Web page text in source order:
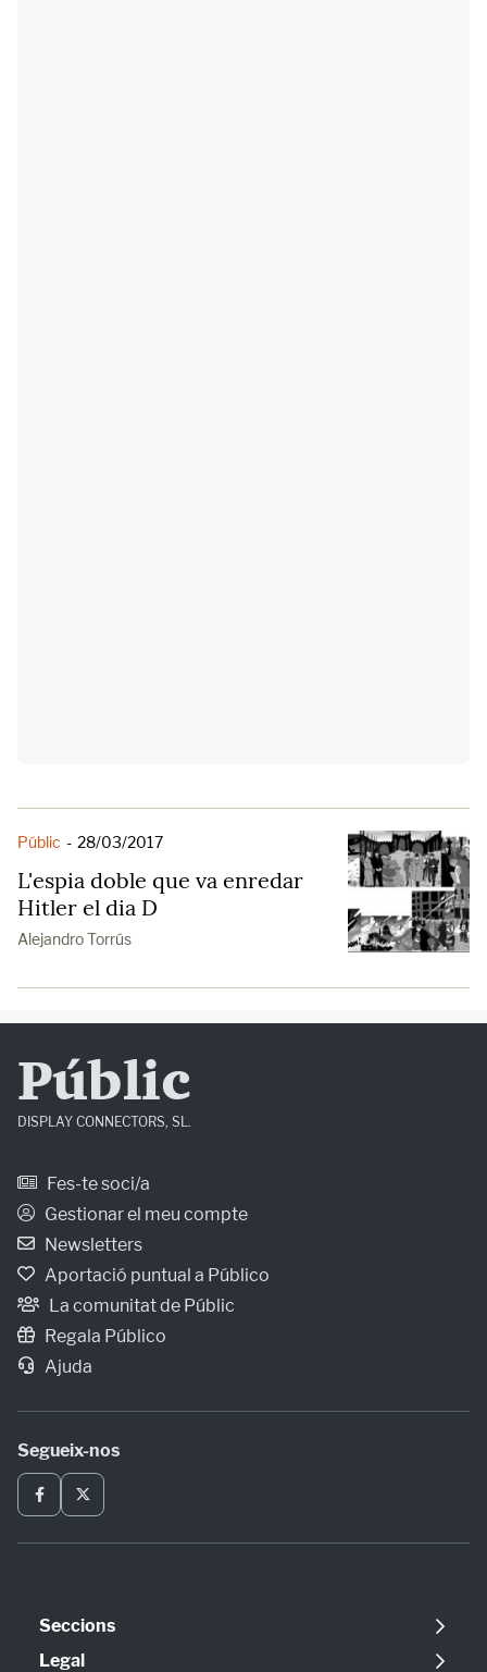
Públic - 28/03/2017
L'espia doble que va enredar
Hitler el dia D
Alejandro Torrús
Públic
DISPLAY CONNECTORS, SL.
Fes-te soci/a
Gestionar el meu compte
Newsletters
Aportació puntual a Público
La comunitat de Públic
Regala Público
Ajuda
Segueix-nos
Seccions
Política
Legal